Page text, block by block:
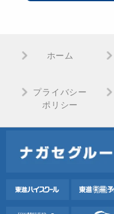
ホーム
プライバシー
ポリシー